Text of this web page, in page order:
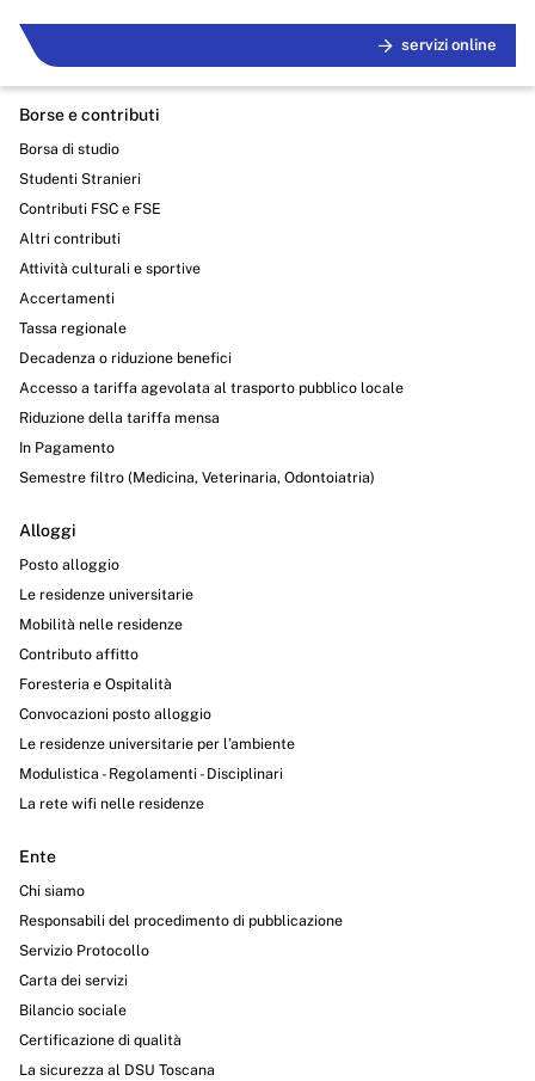
servizi online
Borse e contributi
Borsa di studio
Studenti Stranieri
Contributi FSC e FSE
Altri contributi
Attività culturali e sportive
Accertamenti
Tassa regionale
Decadenza o riduzione benefici
Accesso a tariffa agevolata al trasporto pubblico locale
Riduzione della tariffa mensa
In Pagamento
Semestre filtro (Medicina, Veterinaria, Odontoiatria)
Alloggi
Posto alloggio
Le residenze universitarie
Mobilità nelle residenze
Contributo affitto
Foresteria e Ospitalità
Convocazioni posto alloggio
Le residenze universitarie per l’ambiente
Modulistica - Regolamenti - Disciplinari
La rete wifi nelle residenze
Ente
Chi siamo
Responsabili del procedimento di pubblicazione
Servizio Protocollo
Carta dei servizi
Bilancio sociale
Certificazione di qualità
La sicurezza al DSU Toscana